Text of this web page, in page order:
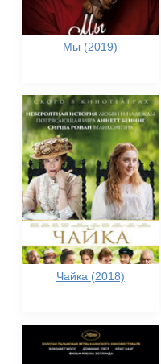
Мы (2019)
Чайка (2018)